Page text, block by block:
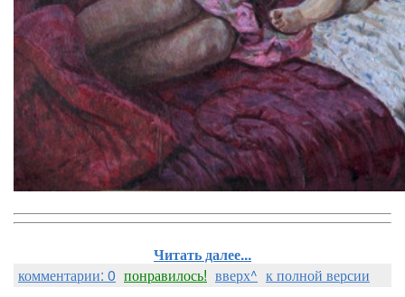
Читать далее...
комментарии: 0 понравилось! вверх^ к полной версии